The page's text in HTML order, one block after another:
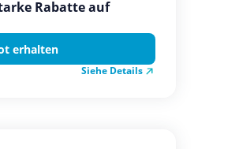
Rabatte auf
erhalten
Siehe Details